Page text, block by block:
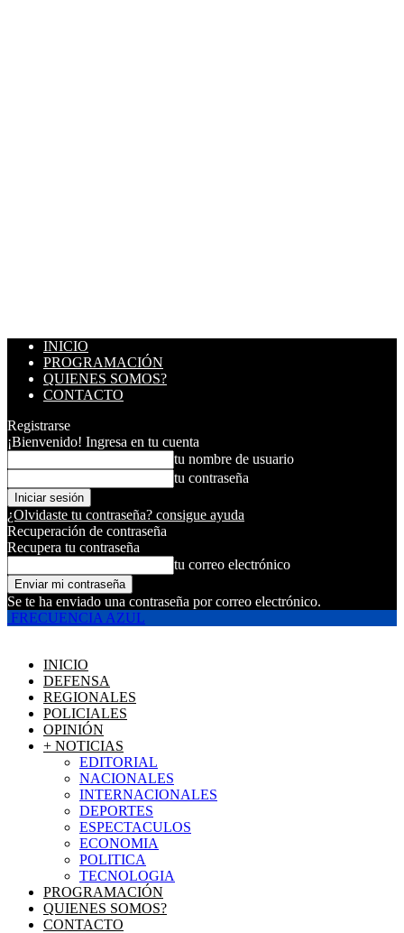
INICIO
PROGRAMACIÓN
QUIENES SOMOS?
CONTACTO
Registrarse
¡Bienvenido! Ingresa en tu cuenta
tu nombre de usuario
tu contraseña
¿Olvidaste tu contraseña? consigue ayuda
Recuperación de contraseña
Recupera tu contraseña
tu correo electrónico
Se te ha enviado una contraseña por correo electrónico.
FRECUENCIA AZUL
INICIO
DEFENSA
REGIONALES
POLICIALES
OPINIÓN
+ NOTICIAS
EDITORIAL
NACIONALES
INTERNACIONALES
DEPORTES
ESPECTACULOS
ECONOMIA
POLITICA
TECNOLOGIA
PROGRAMACIÓN
QUIENES SOMOS?
CONTACTO